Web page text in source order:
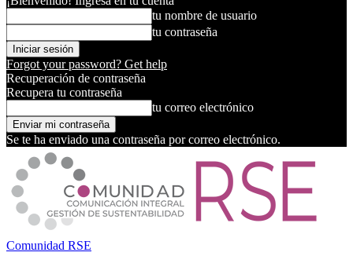
tu nombre de usuario
tu contraseña
Forgot your password? Get help
Recuperación de contraseña
Recupera tu contraseña
tu correo electrónico
Se te ha enviado una contraseña por correo electrónico.
Comunidad RSE